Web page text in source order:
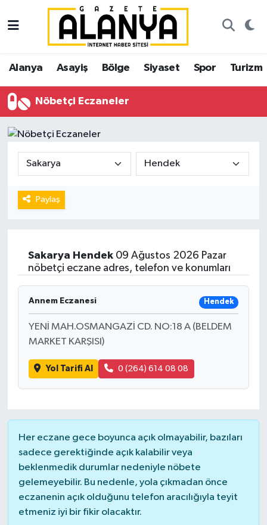
Alanya Asayiş Bölge Siyaset Spor Turizm
Nöbetçi Eczaneler
Paylaş
Sakarya Hendek09 Ağustos 2026 Pazar
nöbetçi eczane adres, telefon ve konumları
Annem Eczanesi Hendek
YENİ MAH.OSMANGAZİ CD. NO:18 A (BELDEM
MARKET KARŞISI)
Yol Tarifi Al 0 (264) 614 08 08
Her eczane gece boyunca açık olmayabilir, bazıları
sadece gerektiğinde açık kalabilir veya
beklenmedik durumlar nedeniyle nöbete
gelemeyebilir. Bu nedenle, yola çıkmadan önce
eczanenin açık olduğunu telefon aracılığıyla teyit
etmeniz iyi bir fikir olacaktır.
Alanya
Asayiş
Bölge
Siyaset
Spor
Turizm
Gazipaşa
İstanbul Nöbetçi Eczaneler
İstanbul Hava Durumu
İstanbul Trafik Yoğunluk Haritası
Süper Lig Puan Durumu ve Fikstür
Tüm Manşetler
Son Dakika Haberleri